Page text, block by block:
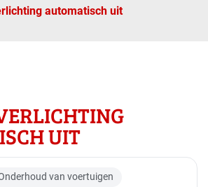
automatisch uit
UIT
van voertuigen